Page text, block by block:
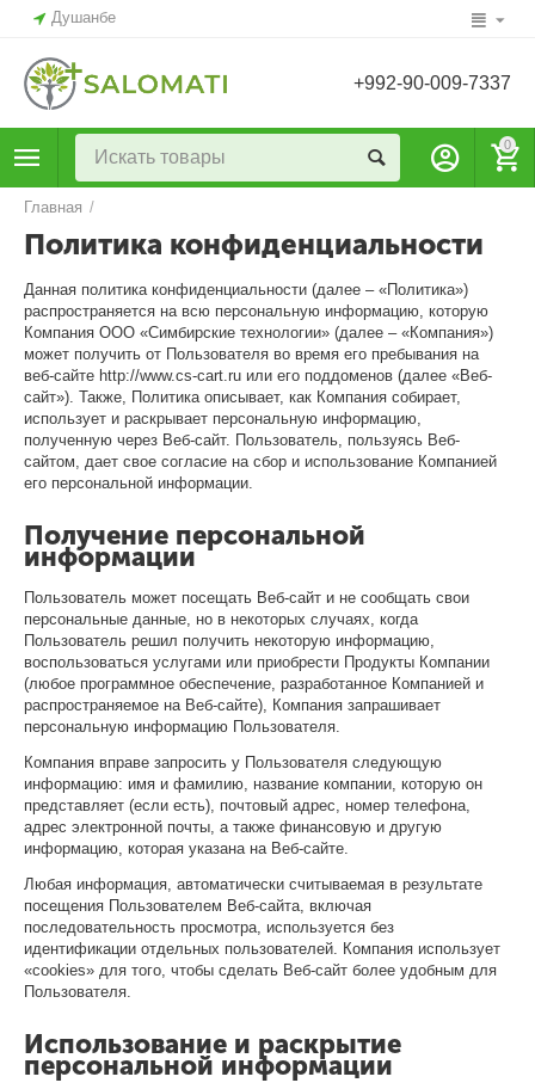
Душанбе
+992-90-009-7337
0
Главная /
Политика конфиденциальности
Данная политика конфиденциальности (далее – «Политика»)
распространяется на всю персональную информацию, которую
Компания ООО «Симбирские технологии» (далее – «Компания»)
может получить от Пользователя во время его пребывания на
веб-сайте http://www.cs-cart.ru или его поддоменов (далее «Веб-
сайт»). Также, Политика описывает, как Компания собирает,
использует и раскрывает персональную информацию,
полученную через Веб-сайт. Пользователь, пользуясь Веб-
сайтом, дает свое согласие на сбор и использование Компанией
его персональной информации.
Получение персональной
информации
Пользователь может посещать Веб-сайт и не сообщать свои
персональные данные, но в некоторых случаях, когда
Пользователь решил получить некоторую информацию,
воспользоваться услугами или приобрести Продукты Компании
(любое программное обеспечение, разработанное Компанией и
распространяемое на Веб-сайте), Компания запрашивает
персональную информацию Пользователя.
Компания вправе запросить у Пользователя следующую
информацию: имя и фамилию, название компании, которую он
представляет (если есть), почтовый адрес, номер телефона,
адрес электронной почты, а также финансовую и другую
информацию, которая указана на Веб-сайте.
Любая информация, автоматически считываемая в результате
посещения Пользователем Веб-сайта, включая
последовательность просмотра, используется без
идентификации отдельных пользователей. Компания использует
«cookies» для того, чтобы сделать Веб-сайт более удобным для
Пользователя.
Использование и раскрытие
персональной информации